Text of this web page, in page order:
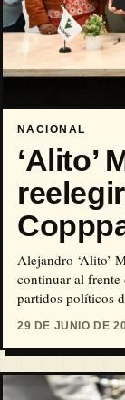
NACIONAL
‘Alito’
Alejandro ‘Alito’
continuar al frente
partidos políticos
29 DE JUNIO DE